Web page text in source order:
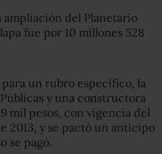
del Planetario
fue por 10 millones 528
un rubro específico, la
y una constructora
mil pesos, con vigencia del
2013, y se pactó un anticipo
se pagó.